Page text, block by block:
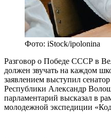
Фото: iStock/ipolonina
Разговор о Победе СССР в
должен звучать на каждом
заявлением выступил
Республики Александр
парламентарий высказал в
молодежной экспедиции